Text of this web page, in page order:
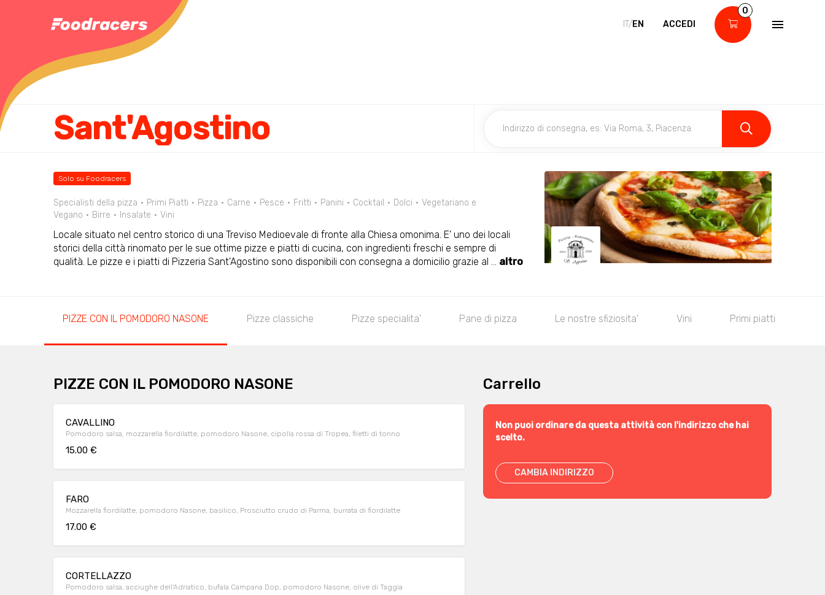
IT/EN ACCEDI
0
Sant'Agostino
Solo su Foodracers
Specialisti della pizza Primi Piatti Pizza Carne Pesce Fritti Panini Cocktail Dolci
Vegetariano e
Vegano
Birre Insalate Vini
Locale situato nel centro storico di una Treviso Medioevale di fronte alla Chiesa omonima. E' uno dei locali
storici della città rinomato per le sue ottime pizze e piatti di cucina, con ingredienti freschi e sempre di
qualità. Le pizze e i piatti di Pizzeria Sant'Agostino sono disponibili con consegna a domicilio grazie al ... altro
PIZZE CON IL POMODORO NASONE Pizze classiche Pizze specialita' Pane di pizza Le nostre sfiziosita' Vini Primi piatti
PIZZE CON IL POMODORO NASONE
CAVALLINO
Pomodoro salsa, mozzarella fiordilatte, pomodoro Nasone, cipolla rossa di Tropea, filetti di tonno
15.00 €
FARO
Mozzarella fiordilatte, pomodoro Nasone, basilico, Prosciutto crudo di Parma, burrata di fiordilatte
17.00 €
CORTELLAZZO
Pomodoro salsa, acciughe dell'Adriatico, bufala Campana Dop, pomodoro Nasone, olive di Taggia
Carrello
Non puoi ordinare da questa attività con l'indirizzo che hai
scelto.
CAMBIA INDIRIZZO